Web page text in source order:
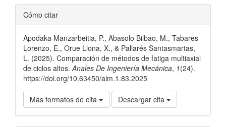
Detalles
del
artículo
Cómo citar
Apodaka Manzarbeitia, P., Abasolo Bilbao, M., Tabares
Lorenzo, E., Orue Llona, X., & Pallarés Santasmartas,
L. (2025). Comparación de métodos de fatiga multiaxial
de ciclos altos.Anales De Ingeniería Mecánica, 1(24).
https://doi.org/10.63450/aim.1.83.2025
Más formatos de cita Descargar cita